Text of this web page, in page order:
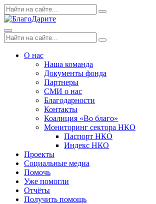
Skip
to
Поиск
по:
Search
Menu
Поиск
по:
Search
О нас
Наша команда
Документы фонда
Партнеры
СМИ о нас
Благодарности
Контакты
Коалиция «Во благо»
Мониторинг сектора НКО
Паспорт НКО
Индекс НКО
Проекты
Социальные медиа
Помочь
Уже помогли
Отчёты
Получить помощь